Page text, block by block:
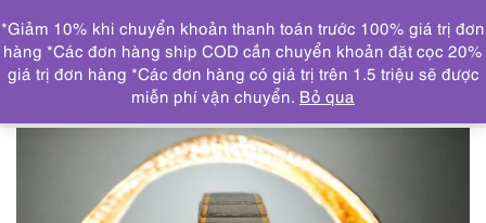
DANH MỤC
Trang chủ ĐỒNG HỒ
2058-Đồng hồ nữ-Helene de
Michel women’s watch-Khá mới
*Giảm 10% khi chuyển khoản thanh toán trước 100% giá trị đơn
hàng *Các đơn hàng ship COD cần chuyển khoản đặt cọc 20%
giá trị đơn hàng *Các đơn hàng có giá trị trên 1.5 triệu sẽ được
miễn phí vận chuyển. Bỏ qua